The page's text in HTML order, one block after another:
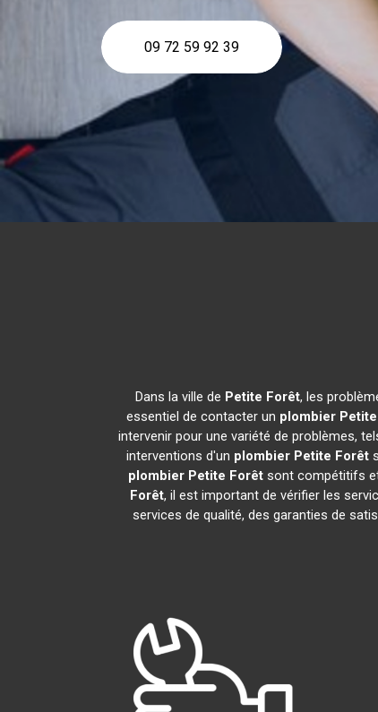
09 72 59 92 39
Dans la ville de Petite Forêt, les
essentiel de contacter un plombier
intervenir pour une variété de problèmes,
interventions d'un plombier Petite Forêt
plombier Petite Forêt sont compétitifs
Forêt, il est important de vérifier les
services de qualité, des garanties de